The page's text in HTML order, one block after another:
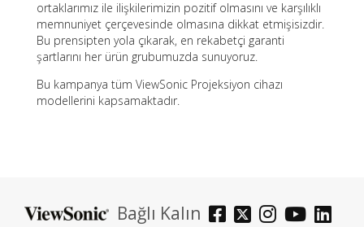
ortaklarımız ile ilişkilerimizin pozitif olmasını ve karşılıklı
memnuniyet çerçevesinde olmasına dikkat etmişisizdir.
Bu prensipten yola çıkarak, en rekabetçi garanti
şartlarını her ürün grubumuzda sunuyoruz.
Bu kampanya tüm ViewSonic Projeksiyon cihazı
modellerini kapsamaktadır.
Bağlı Kalın